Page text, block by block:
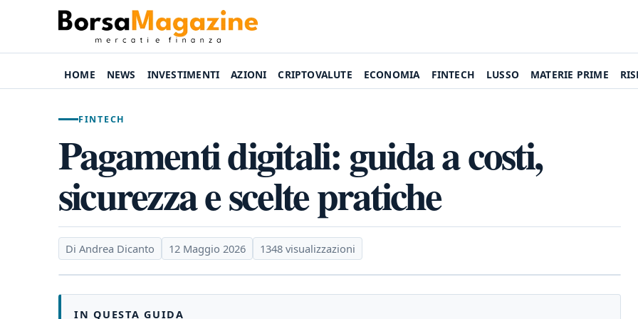
HOME NEWS INVESTIMENTI AZIONI CRIPTOVALUTE ECONOMIA FINTECH LUSSO MATERIE PRIME
FINTECH
Pagamenti digitali: guida a costi,
sicurezza e scelte pratiche
Di Andrea Dicanto 12 Maggio 2026 1348 visualizzazioni
IN QUESTA GUIDA